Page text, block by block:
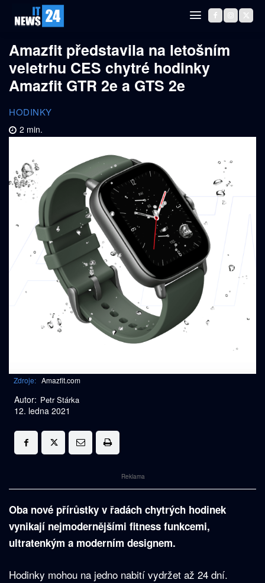
Amazfit představila na letošním
veletrhu CES chytré hodinky
Amazfit GTR 2e a GTS 2e
HODINKY
2 min.
Zdroje: Amazfit.com
Autor: Petr Stárka
12. ledna 2021
Reklama
Oba nové přírůstky v řadách chytrých hodinek
vynikají nejmodernějšími fitness funkcemi,
ultratenkým a moderním designem.
Hodinky mohou na jedno nabití vydržet až 24 dní.